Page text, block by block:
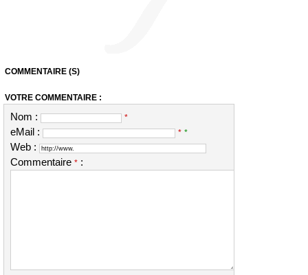
COMMENTAIRE (S)
VOTRE COMMENTAIRE :
Nom : *
eMail : * *
Web :
Commentaire * :